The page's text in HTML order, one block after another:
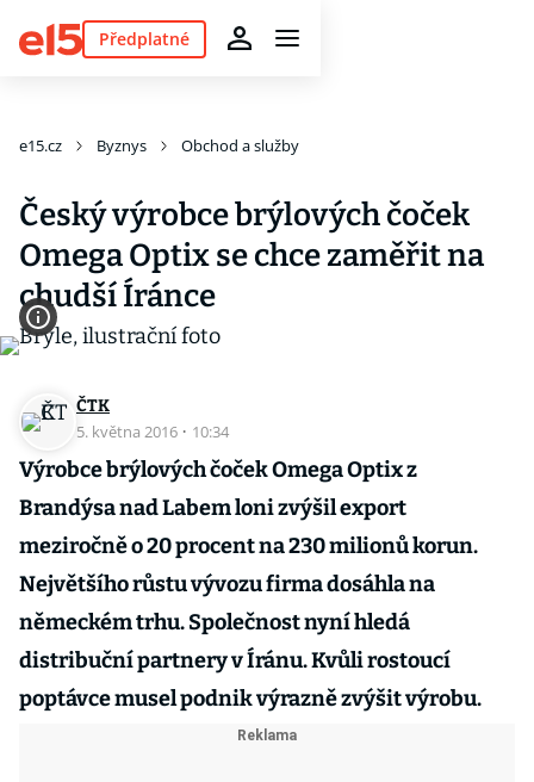
Předplatné
e15.cz Byznys Obchod a služby
Český výrobce brýlových čoček
Omega Optix se chce zaměřit na
chudší Íránce
ČTK
5. května 2016 · 10:34
Výrobce brýlových čoček Omega Optix z
Brandýsa nad Labem loni zvýšil export
meziročně o 20 procent na 230 milionů korun.
Největšího růstu vývozu firma dosáhla na
německém trhu. Společnost nyní hledá
distribuční partnery v Íránu. Kvůli rostoucí
poptávce musel podnik výrazně zvýšit výrobu.